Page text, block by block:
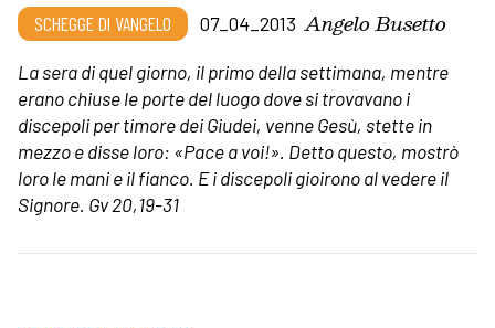
SCHEGGE DI VANGELO 07_04_2013 Angelo Busetto
La sera di quel giorno, il primo della settimana, mentre
erano chiuse le porte del luogo dove si trovavano i
discepoli per timore dei Giudei, venne Gesù, stette in
mezzo e disse loro: «Pace a voi!». Detto questo, mostrò
loro le mani e il fianco. E i discepoli gioirono al vedere il
Signore. Gv 20,19-31